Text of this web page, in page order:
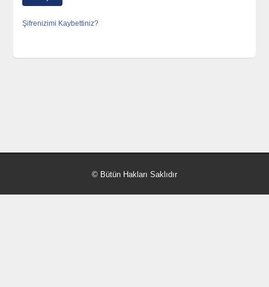
Şifrenizimi Kaybettiniz?
© Bütün Hakları Saklıdır